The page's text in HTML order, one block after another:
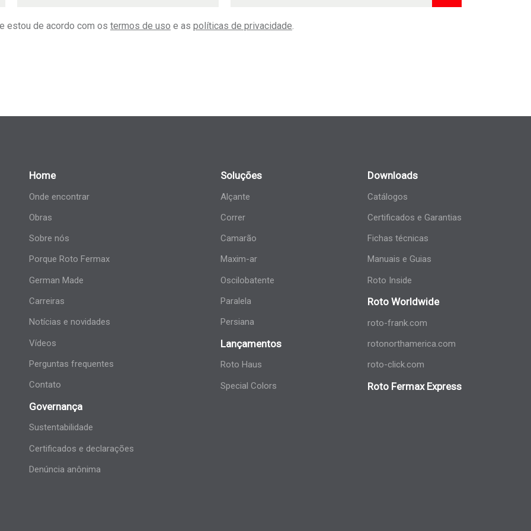
estou de acordo com os termos de uso e as políticas de privacidade.
Home
Onde encontrar
Obras
Sobre nós
Porque Roto Fermax
German Made
Carreiras
Notícias e novidades
Vídeos
Perguntas frequentes
Contato
Governança
Sustentabilidade
Certificados e declarações
Denúncia anônima
Soluções
Alçante
Correr
Camarão
Maxim-ar
Oscilobatente
Paralela
Persiana
Lançamentos
Roto Haus
Special Colors
Downloads
Catálogos
Certificados e Garantias
Fichas técnicas
Manuais e Guias
Roto Inside
Roto Worldwide
roto-frank.com
rotonorthamerica.com
roto-click.com
Roto Fermax Express